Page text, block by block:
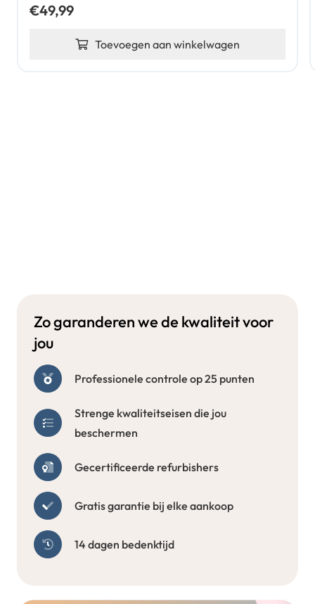
€49,99
Toevoegen aan winkelwagen
Zo garanderen we de kwaliteit voor
jou
Professionele controle op 25 punten
Strenge kwaliteitseisen die jou
beschermen
Gecertificeerde refurbishers
Gratis garantie bij elke aankoop
14 dagen bedenktijd